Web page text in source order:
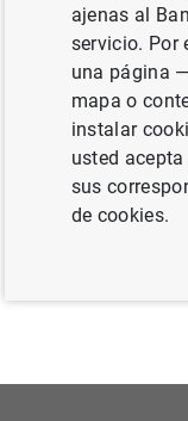
31 Enero 2025
Anterior
ajenas al
servicio. Por
una página
mapa o
instalar
usted
sus
de cookies.